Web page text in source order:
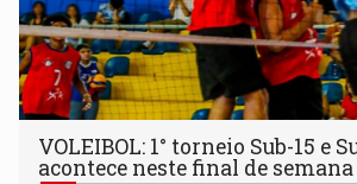
VOLEIBOL: 1° torneio Sub-15 e
acontece neste final de